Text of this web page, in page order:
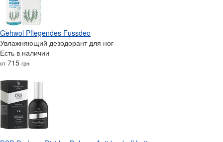
Gehwol Pflegendes Fussdeo
Увлажняющий дезодорант для ног
Есть в наличии
от 715 грн